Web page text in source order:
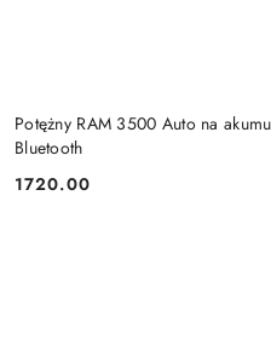
Potężny RAM 3500 Auto na
Bluetooth
Cena:
1720.00